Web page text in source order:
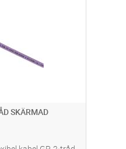
minsta
SKÄRMAD